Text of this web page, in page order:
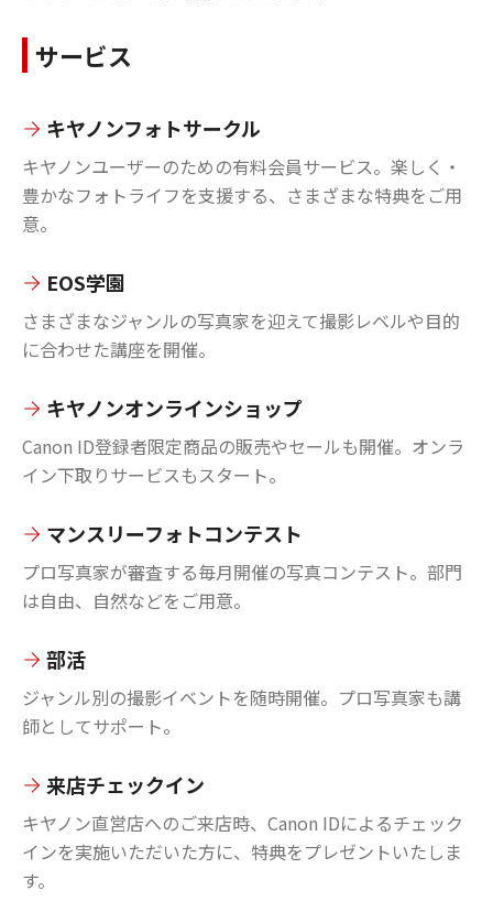
サービス
キヤノンフォトサークル
キヤノンユーザーのための有料会員サービス。楽しく・
豊かなフォトライフを支援する、さまざまな特典をご用
意。
EOS学園
さまざまなジャンルの写真家を迎えて撮影レベルや目的
に合わせた講座を開催。
キヤノンオンラインショップ
Canon ID登録者限定商品の販売やセールも開催。オンラ
イン下取りサービスもスタート。
マンスリーフォトコンテスト
プロ写真家が審査する毎月開催の写真コンテスト。部門
は自由、自然などをご用意。
部活
ジャンル別の撮影イベントを随時開催。プロ写真家も講
師としてサポート。
来店チェックイン
キヤノン直営店へのご来店時、Canon IDによるチェック
インを実施いただいた方に、特典をプレゼントいたしま
す。